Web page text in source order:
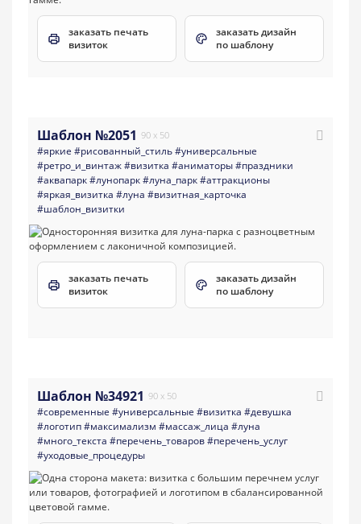
заказать печать
визиток
заказать дизайн
по шаблону
Шаблон №2051 90 x 50
#яркие #рисованный_стиль#универсальные
#ретро_и_винтаж#визитка #аниматоры#праздники
#аквапарк#лунопарк#луна_парк#аттракционы
#яркая_визитка #луна #визитная_карточка
#шаблон_визитки
заказать печать
визиток
заказать дизайн
по шаблону
Шаблон №34921 90 x 50
#современные #универсальные #визитка #девушка
#логотип#максимализм #массаж_лица #луна
#много_текста #перечень_товаров#перечень_услуг
#уходовые_процедуры